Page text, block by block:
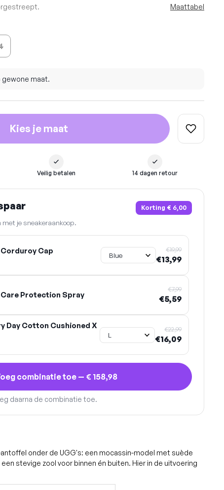
Maattabel
gewone maat.
Kies je maat
Veilig betalen 14 dagen retour
Korting € 6,00
met je sneakeraankoop.
Corduroy Cap €19,99
€13,99
Care Protection Spray
€7,99
€5,59
Day Cotton Cushioned X
€22,99
€16,09
combinatie toe — € 158,98
daarna de combinatie toe.
onder de UGG's: een mocassin-model met suède
stevige zool voor binnen én buiten. Hier in de uitvoering